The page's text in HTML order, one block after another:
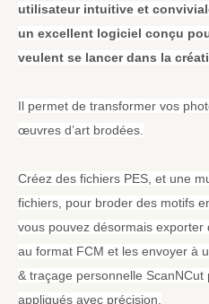
utilisateur intuitive et
un excellent logiciel conçu
veulent se lancer dans la
Il permet de transformer vos
œuvres d’art brodées.
Créez des fichiers PES, et une
fichiers, pour broder des motifs
vous pouvez désormais exporter
au format FCM et les envoyer à
& traçage personnelle
appliqués avec précision.